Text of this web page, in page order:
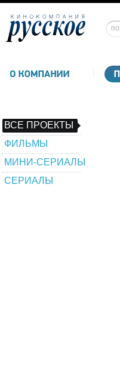
ВСЕ ПРОЕКТЫ
ФИЛЬМЫ
МИНИ-СЕРИАЛЫ
СЕРИАЛЫ